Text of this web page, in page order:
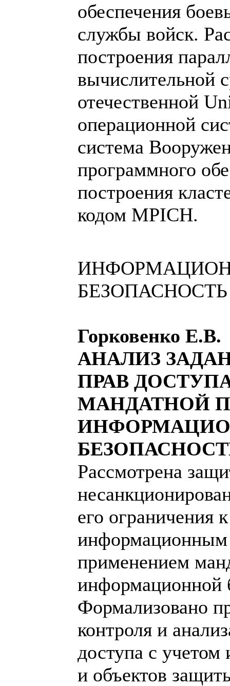
обеспечения
службы войск.
построения
вычислительной
отечественной
операционной
система
программного
построения
кодом MPICH.
БЕЗОПАСНОСТЬ
Горковенко
АНАЛИЗ
ПРАВ
МАНДАТНОЙ
Рассмотрена
его ограничения
информационным
применением
информационной
Формализовано
контроля и
доступа с учетом
и объектов